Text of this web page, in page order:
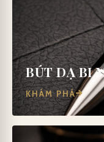
BÚT DẠ BI
KHÁM PHÁ